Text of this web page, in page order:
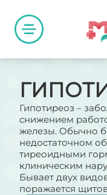
Гипотиреоз –
снижением
железы. Обычно
недостаточном
тиреоидными
клиническим
Бывает двух
поражается